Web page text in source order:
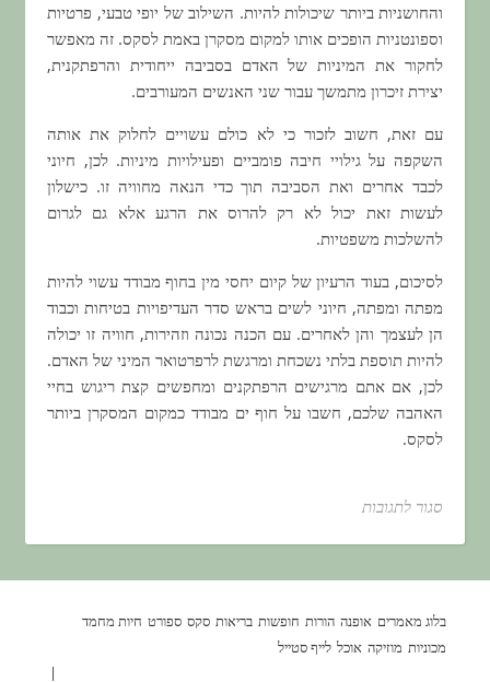
והחושניות ביותר שיכולות להיות. השילוב של יופי טבעי, פרטיות
וספונטניות הופכים אותו למקום מסקרן באמת לסקס. זה מאפשר
לחקור את המיניות של האדם בסביבה ייחודית והרפתקנית,
יצירת זיכרון מתמשך עבור שני האנשים המעורבים.
עם זאת, חשוב לזכור כי לא כולם עשויים לחלוק את אותה
השקפה על גילויי חיבה פומביים ופעילויות מיניות. לכן, חיוני
לכבד אחרים ואת הסביבה תוך כדי הנאה מחוויה זו. כישלון
לעשות זאת יכול לא רק להרוס את הרגע אלא גם לגרום
להשלכות משפטיות.
לסיכום, בעוד הרעיון של קיום יחסי מין בחוף מבודד עשוי להיות
מפתה ומפתה, חיוני לשים בראש סדר העדיפויות בטיחות וכבוד
הן לעצמך והן לאחרים. עם הכנה נכונה וזהירות, חוויה זו יכולה
להיות תוספת בלתי נשכחת ומרגשת לרפרטואר המיני של האדם.
לכן, אם אתם מרגישים הרפתקנים ומחפשים קצת ריגוש בחיי
האהבה שלכם, חשבו על חוף ים מבודד כמקום המסקרן ביותר
לסקס.
סגור לתגובות
בלוג מאמרים אופנה הורות חופשות בריאות סקס ספורט חיות מחמד
מכוניות מוזיקה אוכל לייף סטייל